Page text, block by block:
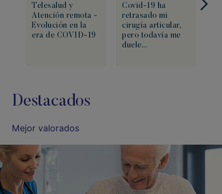
Telesalud y
Atención remota -
Evolución en la
era de COVID-19
Covid-19 ha
retrasado mi
cirugía articular,
pero todavía me
duele...
Destacados
Mejor valorados